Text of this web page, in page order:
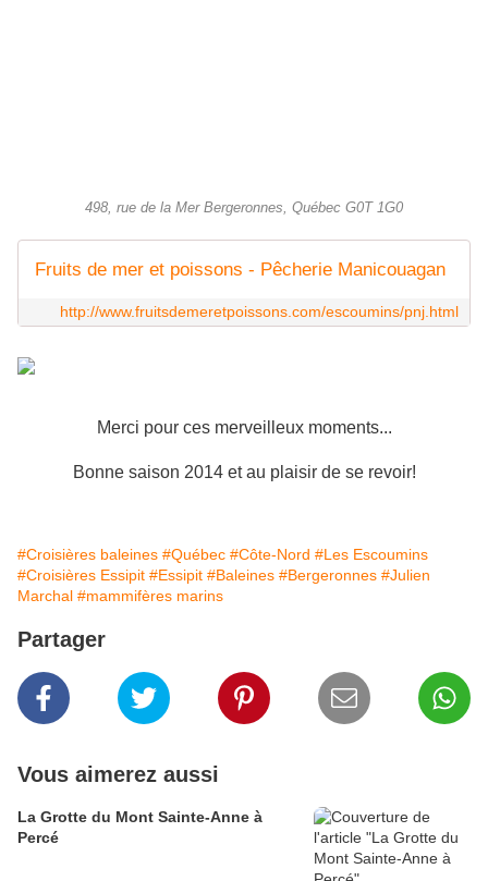
498, rue de la Mer Bergeronnes, Québec G0T 1G0
Fruits de mer et poissons - Pêcherie Manicouagan
http://www.fruitsdemeretpoissons.com/escoumins/pnj.html
Merci pour ces merveilleux moments...
Bonne saison 2014 et au plaisir de se revoir!
#Croisières baleines #Québec #Côte-Nord #Les Escoumins
#Croisières Essipit #Essipit #Baleines #Bergeronnes #Julien
Marchal #mammifères marins
Partager
Vous aimerez aussi
La Grotte du Mont Sainte-Anne à
Percé